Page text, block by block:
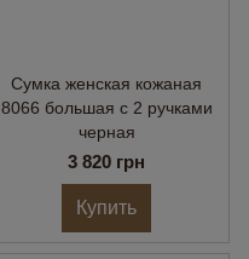
Сумка женская кожаная
8066 большая с 2 ручками
черная
3 820 грн
Купить